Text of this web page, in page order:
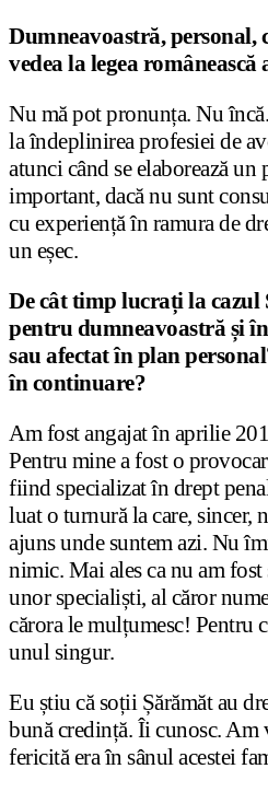
Dumneavoastră,
vedea la legea
Nu mă pot pronunța. Nu
la îndeplinirea profesiei de
atunci când se elaborează un
important, dacă nu sunt
cu experiență în ramura de
un eșec.
De cât timp lucrați la cazul
pentru dumneavoastră și
sau afectat în plan
în continuare?
Am fost angajat în aprilie
Pentru mine a fost o
fiind specializat în drept
luat o turnură la care, sincer,
ajuns unde suntem azi. Nu
nimic. Mai ales ca nu am
unor specialiști, al căror
cărora le mulțumesc! Pentru
unul singur.
Eu știu că soții Șărămăt au
bună credință. Îi cunosc. Am
fericită era în sânul acestei